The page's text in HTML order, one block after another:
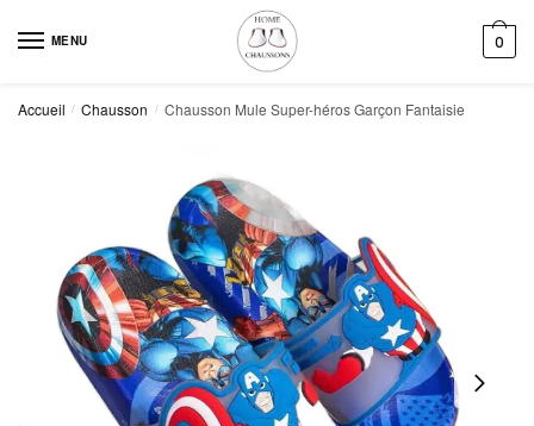
MENU 0
Accueil / Chausson / Chausson Mule Super-héros Garçon Fantaisie